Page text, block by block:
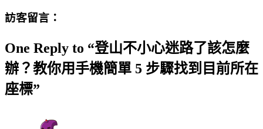
訪客留言：
One Reply to “登山不小心迷路了該怎麼
辦？教你用手機簡單 5 步驟找到目前所在
座標”